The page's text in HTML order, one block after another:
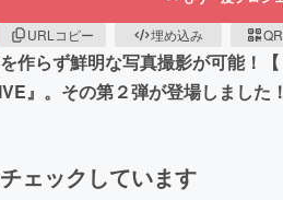
URLコピー 埋め込み
作らず鮮明な写真撮影が可能！
』。その第２弾が登場しまし
ェックしています